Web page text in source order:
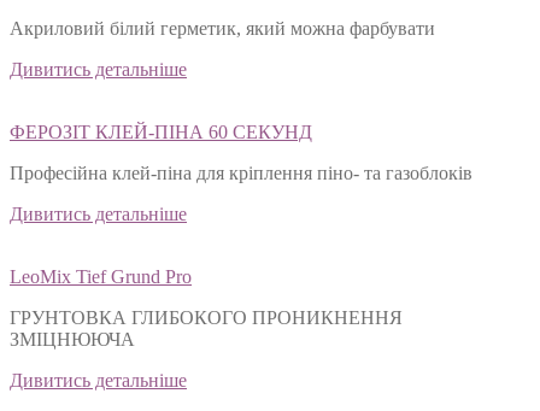
Акриловий білий герметик, який можна фарбувати
Дивитись детальніше
ФЕРОЗІТ КЛЕЙ-ПІНА 60 СЕКУНД
Професійна клей-піна для кріплення піно- та газоблоків
Дивитись детальніше
LeoMix Tief Grund Pro
ГРУНТОВКА ГЛИБОКОГО ПРОНИКНЕННЯ
ЗМІЦНЮЮЧА
Дивитись детальніше